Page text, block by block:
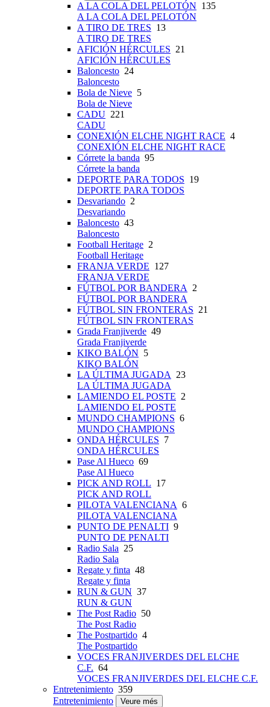
A LA COLA DEL PELOTÓN 135
A LA COLA DEL PELOTÓN
A TIRO DE TRES 13
A TIRO DE TRES
AFICIÓN HÉRCULES 21
AFICIÓN HÉRCULES
Baloncesto 24
Baloncesto
Bola de Nieve 5
Bola de Nieve
CADU 221
CADU
CONEXIÓN ELCHE NIGHT RACE 4
CONEXIÓN ELCHE NIGHT RACE
Córrete la banda 95
Córrete la banda
DEPORTE PARA TODOS 19
DEPORTE PARA TODOS
Desvariando 2
Desvariando
Baloncesto 43
Baloncesto
Football Heritage 2
Football Heritage
FRANJA VERDE 127
FRANJA VERDE
FÚTBOL POR BANDERA
2
FÚTBOL POR BANDERA
FÚTBOL SIN FRONTERAS 21
FÚTBOL SIN FRONTERAS
Grada Franjiverde 49
Grada Franjiverde
KIKO BALÓN 5
KIKO BALÓN
LA ÚLTIMA JUGADA
23
LA ÚLTIMA JUGADA
LAMIENDO EL POSTE 2
LAMIENDO EL POSTE
MUNDO CHAMPIONS 6
MUNDO CHAMPIONS
ONDA HÉRCULES 7
ONDA HÉRCULES
Pase Al Hueco 69
Pase Al Hueco
PICK AND ROLL 17
PICK AND ROLL
PILOTA VALENCIANA 6
PILOTA VALENCIANA
PUNTO DE PENALTI 9
PUNTO DE PENALTI
Radio Sala 25
Radio Sala
Regate y finta 48
Regate y finta
RUN & GUN 37
RUN & GUN
The Post Radio 50
The Post Radio
The Postpartido 4
The Postpartido
VOCES FRANJIVERDES DEL ELCHE
C.F. 64
VOCES FRANJIVERDES DEL ELCHE C.F.
Entretenimiento 359
Entretenimiento
Veure més